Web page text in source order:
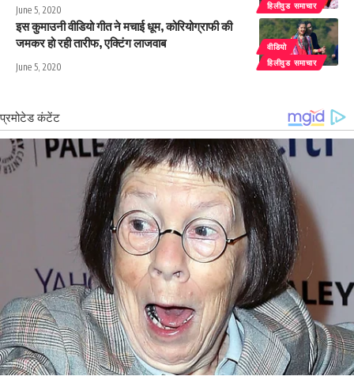
हिलीवुड समाचार
June 5, 2020
वीडियो
हिलीवुड समाचार
इस कुमाउनी वीडियो गीत ने मचाई धूम, कोरियोग्राफी की
जमकर हो रही तारीफ, एक्टिंग लाजवाब
June 5, 2020